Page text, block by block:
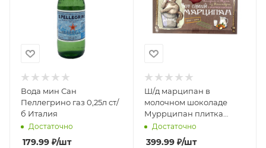
Вода мин Сан
Пеллегрино газ 0,25л ст/
б Италия
Достаточно
179.99 ₽/шт
Ш/д марципан в
молочном шоколаде
Муррципан плитка
Шаакен 90г
Достаточно
399.99₽/шт